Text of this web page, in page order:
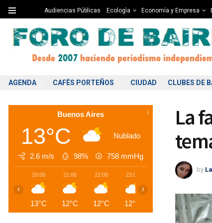
Audiencias Públicas Ecologìa Economía y Empresa
AGENDA CAFÈS PORTEÑOS CIUDAD CLUBES DE
La
by
Buenos Aires
13°C Nublado
2.6 m/s 98% 758 mmHg
20:00
13°C
21:00
12°C
22:00
12°C
23:00
12°C
01:00
12°C
‹ ›